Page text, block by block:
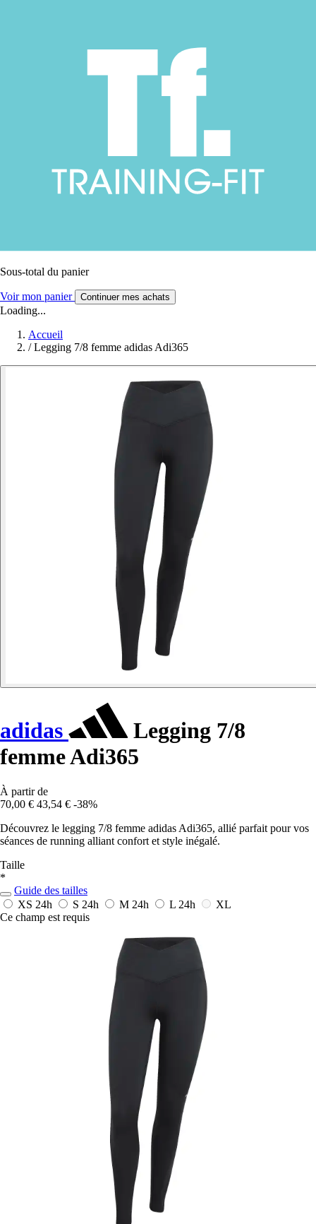
Sous-total du panier
Voir mon panier Continuer mes achats
Loading...
Accueil
/ Legging 7/8 femme adidas Adi365
adidas
Legging 7/8
femme Adi365
À partir de
70,00 € 43,54 € -38%
Découvrez le legging 7/8 femme adidas Adi365, allié parfait pour vos
séances de running alliant confort et style inégalé.
Taille
*
Guide des tailles
XS 24h S 24h M 24h L 24h
XL
Ce champ est requis